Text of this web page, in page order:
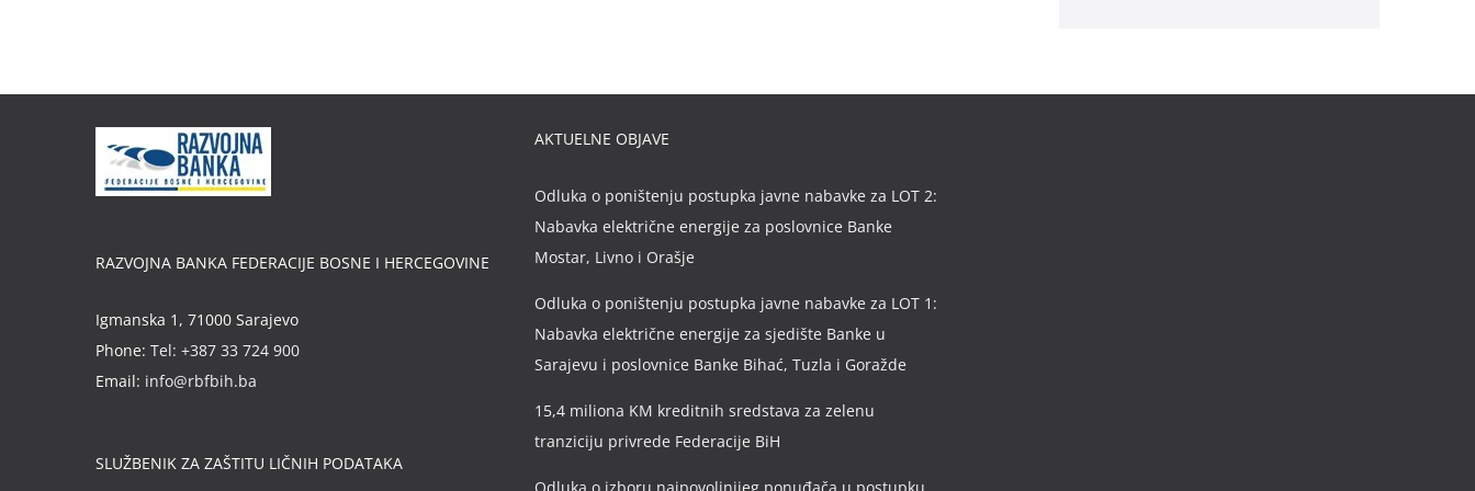
RAZVOJNA BANKA FEDERACIJE BOSNE I HERCEGOVINE
Igmanska 1, 71000 Sarajevo
Phone: Tel: +387 33 724 900
Email: info@rbfbih.ba
SLUŽBENIK ZA ZAŠTITU LIČNIH PODATAKA
AKTUELNE OBJAVE
Odluka o poništenju postupka javne nabavke za LOT 2:
Nabavka električne energije za poslovnice Banke
Mostar, Livno i Orašje
Odluka o poništenju postupka javne nabavke za LOT 1:
Nabavka električne energije za sjedište Banke u
Sarajevu i poslovnice Banke Bihać, Tuzla i Goražde
15,4 miliona KM kreditnih sredstava za zelenu
tranziciju privrede Federacije BiH